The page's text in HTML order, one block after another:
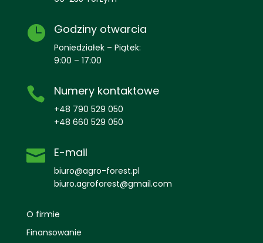
 Godziny otwarcia
Poniedziałek – Piątek:
9:00 – 17:00
 Numery kontaktowe
+48 790 529 050
+48 660 529 050
 E-mail
biuro@agro-forest.pl
biuro.agroforest@gmail.com
O firmie
Finansowanie